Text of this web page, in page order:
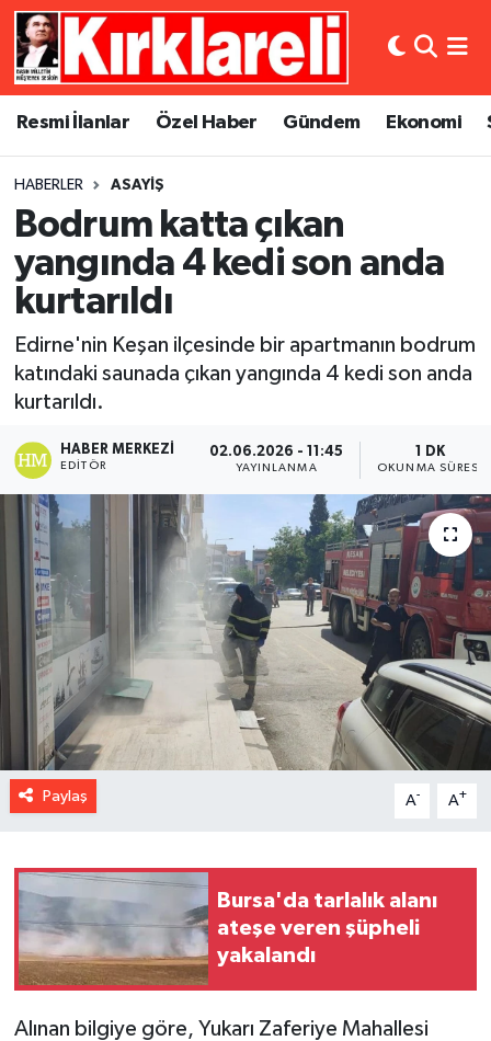
Resmi İlanlar Özel Haber Gündem Ekonomi
HABERLER ASAYIŞ
Bodrum katta çıkan
yangında 4 kedi son anda
kurtarıldı
Edirne'nin Keşan ilçesinde bir apartmanın bodrum
katındaki saunada çıkan yangında 4 kedi son anda
kurtarıldı.
HABER MERKEZI
EDITÖR
02.06.2026 - 11:45
YAYINLANMA
1 DK
OKUNMA SÜRESI
Paylaş A- A+
Bursa'da tarlalık alanı
ateşe veren şüpheli
yakalandı
Alınan bilgiye göre, Yukarı Zaferiye Mahallesi
Resmi İlanlar
Gündem
Siyaset
Spor
Asayiş
Dünya
Kültür Sanat
Magazin
Sağlık
Künye
Gizlilik Sözleşmesi
Merkez Nöbetçi Eczaneler
Merkez Trafik Yoğunluk Haritası
Süper Lig Puan Durumu ve Fikstür
Tüm Manşetler
Son Dakika Haberleri